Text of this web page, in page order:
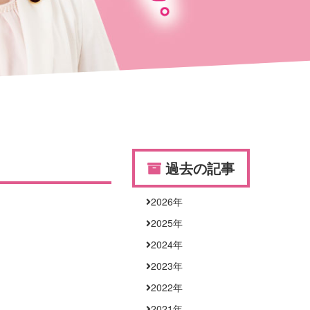
過去の記事
2026年
2025年
2024年
2023年
2022年